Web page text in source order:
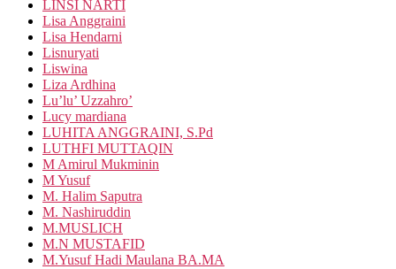
LINSI NARTI
Lisa Anggraini
Lisa Hendarni
Lisnuryati
Liswina
Liza Ardhina
Lu’lu’ Uzzahro’
Lucy mardiana
LUHITA ANGGRAINI, S.Pd
LUTHFI MUTTAQIN
M Amirul Mukminin
M Yusuf
M. Halim Saputra
M. Nashiruddin
M.MUSLICH
M.N MUSTAFID
M.Yusuf Hadi Maulana BA.MA